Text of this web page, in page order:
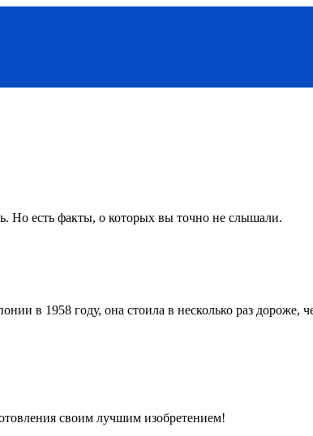
Но есть факты, о которых вы точно не слышали.
в 1958 году, она стоила в несколько раз дороже,
своим лучшим изобретением!